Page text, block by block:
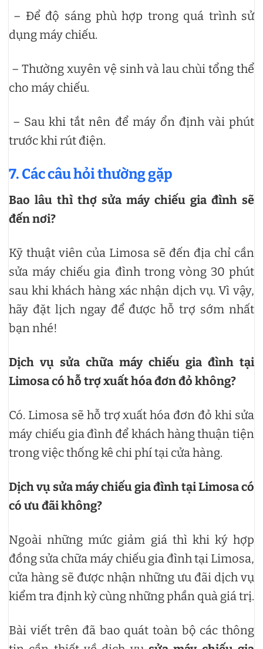
– Để độ sáng phù hợp trong quá trình sử
dụng máy chiếu.
– Thường xuyên vệ sinh và lau chùi tổng thể
cho máy chiếu.
– Sau khi tắt nên để máy ổn định vài phút
trước khi rút điện.
7. Các câu hỏi thường gặp
Bao lâu thì thợ sửa máy chiếu gia đình sẽ
đến nơi?
Kỹ thuật viên của Limosa sẽ đến địa chỉ cần
sửa máy chiếu gia đình trong vòng 30 phút
sau khi khách hàng xác nhận dịch vụ. Vì vậy,
hãy đặt lịch ngay để được hỗ trợ sớm nhất
bạn nhé!
Dịch vụ sửa chữa máy chiếu gia đình tại
Limosa có hỗ trợ xuất hóa đơn đỏ không?
Có. Limosa sẽ hỗ trợ xuất hóa đơn đỏ khi sửa
máy chiếu gia đình để khách hàng thuận tiện
trong việc thống kê chi phí tại cửa hàng.
Dịch vụ sửa máy chiếu gia đình tại Limosa có
có ưu đãi không?
Ngoài những mức giảm giá thì khi ký hợp
đồng sửa chữa máy chiếu gia đình tại Limosa,
cửa hàng sẽ được nhận những ưu đãi dịch vụ
kiểm tra định kỳ cùng những phần quà giá trị.
Bài viết trên đã bao quát toàn bộ các thông